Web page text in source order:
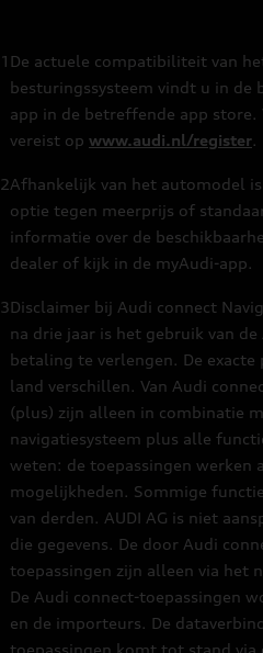
Uitlegvideo's
1 De actuele compatibiliteit van
besturingssysteem vindt u in de
app in de betreffende app
vereist op www.audi.nl/register.
2Afhankelijk van het automodel
optie tegen meerprijs of
informatie over de
dealer of kijk in de myAudi-app.
3Disclaimer bij Audi connect
na drie jaar is het gebruik van
betaling te verlengen. De
land verschillen. Van Audi
(plus) zijn alleen in combinatie
navigatiesysteem plus alle
weten: de toepassingen werken
mogelijkheden. Sommige
van derden. AUDI AG is niet
die gegevens. De door Audi
toepassingen zijn alleen via het
De Audi connect-toepassingen
en de importeurs. De
toepassingen komt tot stand via